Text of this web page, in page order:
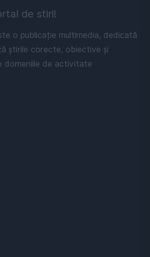
de stiri!
o publicație multimedia, dedicată
știrile corecte, obiective și
domeniile de activitate